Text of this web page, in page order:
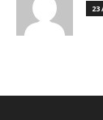
23